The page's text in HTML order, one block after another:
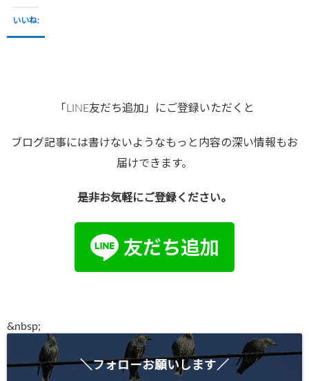
いいね:
「LINE友だち追加」にご登録いただくと
ブログ記事には書けないようなもっと内容の深い情報もお
届けできます。
是非お気軽にご登録ください。
&nbsp;
＼フォローお願いします／